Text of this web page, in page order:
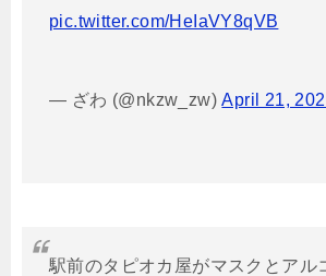
pic.twitter.com/HeIaVY8qVB
— ざわ (@nkzw_zw)April 21,
駅前のタピオカ屋がマスクとアル